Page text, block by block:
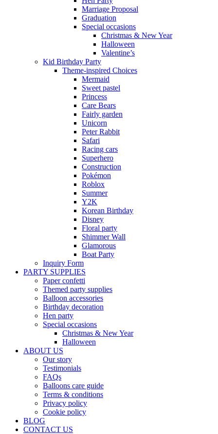
Marriage Proposal
Graduation
Special occasions
Christmas & New Year
Halloween
Valentine’s
Kid Birthday Party
Theme-inspired Choices
Mermaid
Sweet pastel
Princess
Care Bears
Fairly garden
Unicorn
Peter Rabbit
Safari
Racing cars
Superhero
Construction
Pokémon
Roblox
Summer
Y2K
Korean Birthday
Disney
Floral party
Shimmer Wall
Glamorous
Boat Party
Inquiry Form
PARTY SUPPLIES
Paper confetti
Themed party supplies
Balloon accessories
Birthday decoration
Hen party
Special occasions
Christmas & New Year
Halloween
ABOUT US
Our story
Testimonials
FAQs
Balloons care guide
Terms & conditions
Privacy policy
Cookie policy
BLOG
CONTACT US